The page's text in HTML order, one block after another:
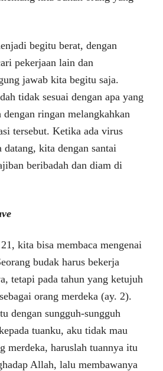
begitu berat, dengan
pekerjaan lain dan
jawab kita begitu saja.
tidak sesuai dengan apa yang
ringan melangkahkan
tersebut. Ketika ada virus
datang, kita dengan santai
beribadah dan diam di
kita bisa membaca mengenai
budak harus bekerja
tetapi pada tahun yang ketujuh
orang merdeka (ay. 2).
dengan sungguh-sungguh
tuanku, aku tidak mau
merdeka, haruslah tuannya itu
Allah, lalu membawanya